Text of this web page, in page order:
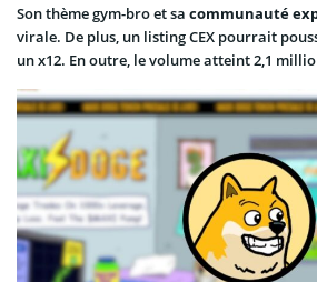
Son thème gym-bro et sa communauté
virale. De plus, un listing CEX pourrait
un x12. En outre, le volume atteint 2,1